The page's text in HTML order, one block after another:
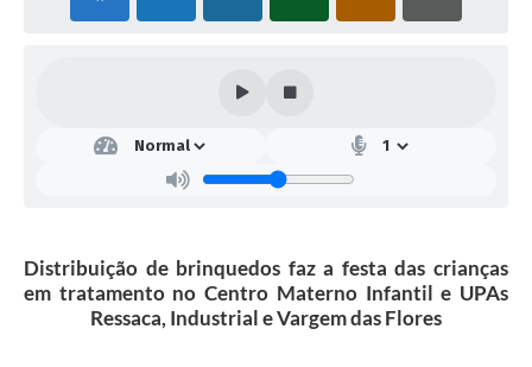
Distribuição de brinquedos faz a festa das crianças
em tratamento no Centro Materno Infantil e UPAs
Ressaca, Industrial e Vargem das Flores